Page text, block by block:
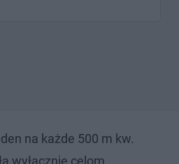
na każde 500 m kw.
wyłącznie celom